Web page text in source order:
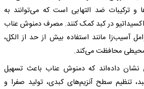
و ترکیبات ضد التهابی است که می‌توانند به
در کبد کمک کنند. مصرف دمنوش عناب
آسیب‌زا مانند استفاده بیش از حد از الکل،
محافظت می‌کند.
داده‌اند که دمنوش عناب باعث تسهیل
تنظیم سطح آنزیم‌های کبدی، تولید صفرا و